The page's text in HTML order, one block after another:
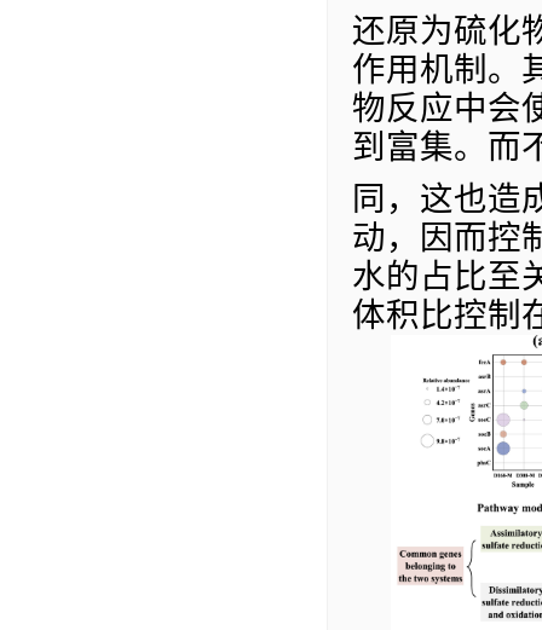
还原为硫化
作用机制。
物反应中会
到富集。而
同，这也造
动，因而控
水的占比至
体积比控制